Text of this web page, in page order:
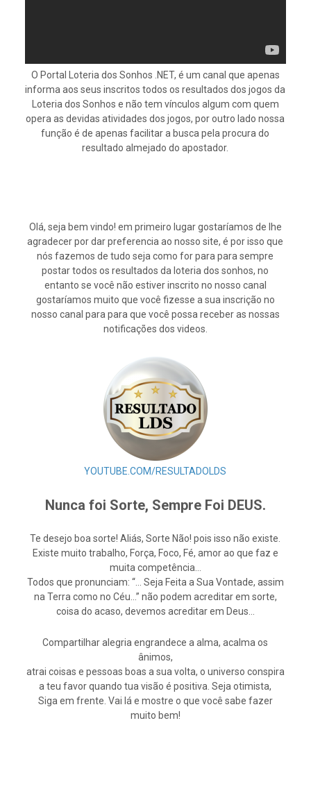
O Portal Loteria dos Sonhos .NET, é um canal que apenas
informa aos seus inscritos todos os resultados dos jogos da
Loteria dos Sonhos e não tem vínculos algum com quem
opera as devidas atividades dos jogos, por outro lado nossa
função é de apenas facilitar a busca pela procura do
resultado almejado do apostador.
Olá, seja bem vindo! em primeiro lugar gostaríamos de lhe
agradecer por dar preferencia ao nosso site, é por isso que
nós fazemos de tudo seja como for para para sempre
postar todos os resultados da loteria dos sonhos, no
entanto se você não estiver inscrito no nosso canal
gostaríamos muito que você fizesse a sua inscrição no
nosso canal para para que você possa receber as nossas
notificações dos videos.
YOUTUBE.COM/RESULTADOLDS
Nunca foi Sorte, Sempre Foi DEUS.
Te desejo boa sorte! Aliás, Sorte Não! pois isso não existe.
Existe muito trabalho, Força, Foco, Fé, amor ao que faz e
muita competência…
Todos que pronunciam: “… Seja Feita a Sua Vontade, assim
na Terra como no Céu…” não podem acreditar em sorte,
coisa do acaso, devemos acreditar em Deus…
Compartilhar alegria engrandece a alma, acalma os
ânimos,
atrai coisas e pessoas boas a sua volta, o universo conspira
a teu favor quando tua visão é positiva. Seja otimista,
Siga em frente. Vai lá e mostre o que você sabe fazer
muito bem!